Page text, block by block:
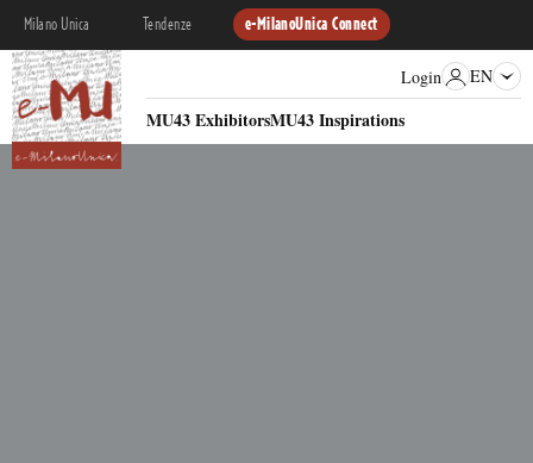
Milano Unica Tendenze e-MilanoUnica Connect
MU43 ExhibitorsMU43 Inspirations
Login EN